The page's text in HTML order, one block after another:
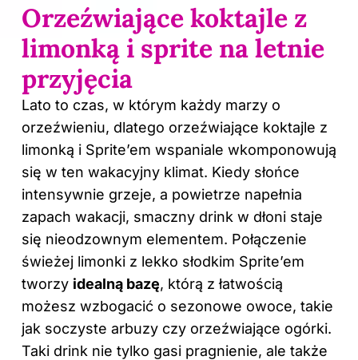
Orzeźwiające koktajle z
limonką i sprite na letnie
przyjęcia
Lato to czas, w którym każdy marzy o
orzeźwieniu, dlatego orzeźwiające koktajle z
limonką i Sprite’em wspaniale wkomponowują
się w ten wakacyjny klimat. Kiedy słońce
intensywnie grzeje, a powietrze napełnia
zapach wakacji, smaczny drink w dłoni staje
się nieodzownym elementem. Połączenie
świeżej limonki z lekko słodkim Sprite’em
tworzy idealną bazę, którą z łatwością
możesz wzbogacić o sezonowe owoce, takie
jak soczyste arbuzy czy orzeźwiające ogórki.
Taki drink nie tylko gasi pragnienie, ale także